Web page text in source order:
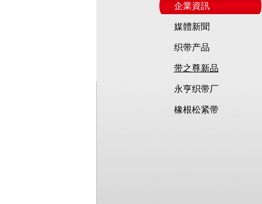
企業資訊
媒體新聞
织带产品
带之尊新品
永亨织带厂
橡根松紧带